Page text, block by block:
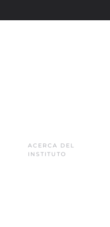
ACERCA DEL
INSTITUTO